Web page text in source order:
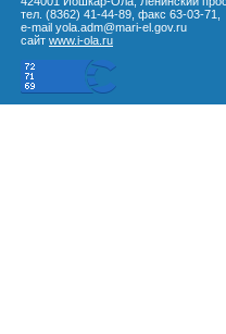
тел. (8362) 41-44-89, факс 63-03-71,
e-mail yola.adm@mari-el.gov.ru
сайт www.i-ola.ru